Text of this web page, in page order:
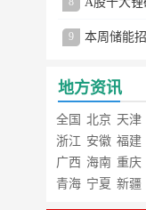
9
地方资讯
全国 北京 天津
浙江 安徽 福建
广西 海南 重庆
青海 宁夏 新疆